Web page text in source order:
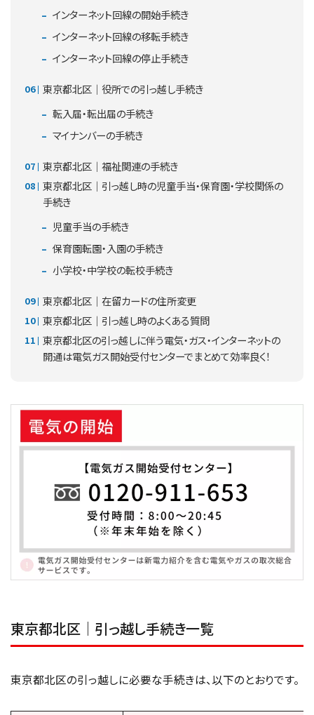
インターネット回線の開始手続き
インターネット回線の移転手続き
インターネット回線の停止手続き
東京都北区｜役所での引っ越し手続き
転入届・転出届の手続き
マイナンバーの手続き
東京都北区｜福祉関連の手続き
東京都北区｜引っ越し時の児童手当・保育園・学校関係の
手続き
児童手当の手続き
保育園転園・入園の手続き
小学校・中学校の転校手続き
東京都北区｜在留カードの住所変更
東京都北区｜引っ越し時のよくある質問
東京都北区の引っ越しに伴う電気・ガス・インターネットの
開通は電気ガス開始受付センターでまとめて効率良く！
東京都北区｜引っ越し手続き一覧
東京都北区の引っ越しに必要な手続きは、以下のとおりです。